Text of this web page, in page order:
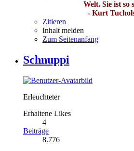
Welt. Sie ist so
- Kurt
Zitieren
Inhalt melden
Zum Seitenanfang
Schnuppi
Erleuchteter
Erhaltene Likes
4
Beiträge
8.776